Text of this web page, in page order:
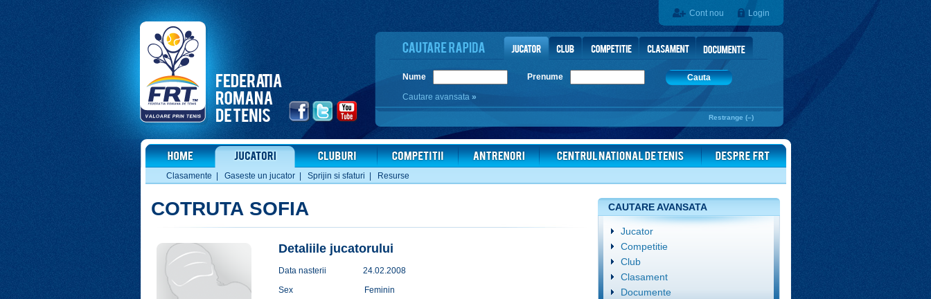
Cont nou Login
Nume Prenume
Cauta
Cautare avansata »
Restrange (–)
Clasamente Gaseste un jucator| Sprijin si sfaturi Resurse
COTRUTA SOFIA
Detaliile jucatorului
Data nasterii
24.02.2008
Sex
Feminin
CAUTARE AVANSATA
Jucator
Competitie
Club
Clasament
Documente